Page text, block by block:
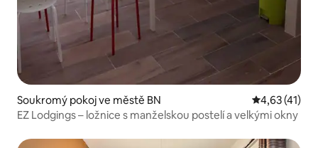
Soukromý pokoj ve městě BN Průměrné
4,63 (41)
EZ Lodgings – ložnice s manželskou postelí a velkými okny